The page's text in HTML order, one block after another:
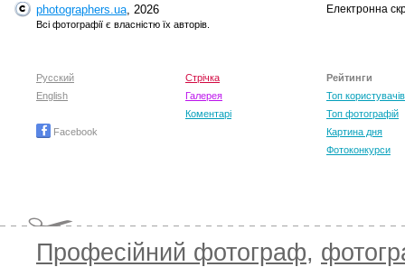
photographers.ua, 2026
Всі фотографії є власністю їх авторів.
Електронна
Русский
English
Facebook
Стрічка
Галерея
Коментарі
Рейтинги
Топ користувачів
Топ фотографій
Картина дня
Фотоконкурси
Професійний фотограф,